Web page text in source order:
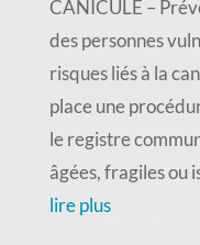
CANICULE –
des personnes
risques liés à la
place une
le registre
âgées, fragiles ou
lire plus